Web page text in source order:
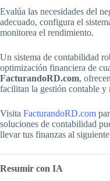
Evalúa las necesidades del
adecuado, configura el
monitorea el rendimiento.
Un sistema de contabilidad
optimización financiera de
FacturandoRD.com,
facilitan la gestión contable y
Visita FacturandoRD.com
soluciones de contabilidad
llevar tus finanzas al
Resumir con IA